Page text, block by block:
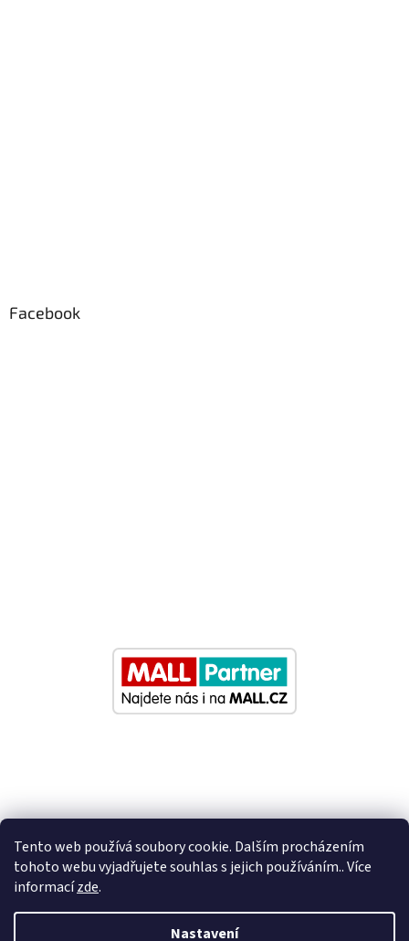
Tento web používá soubory cookie. Dalším procházením
tohoto webu vyjadřujete souhlas s jejich používáním.. Více
informacízde.
Nastavení
Facebook